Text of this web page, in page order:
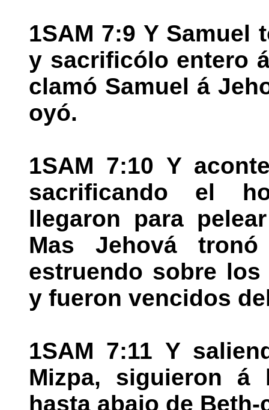
1SAM 7:9 Y Samuel
y sacrificólo entero
clamó Samuel á
oyó.
1SAM 7:10 Y
sacrificando el
llegaron para
Mas Jehová
estruendo sobre
y fueron vencidos
1SAM 7:11 Y
Mizpa, siguieron á
hasta abajo de Beth-